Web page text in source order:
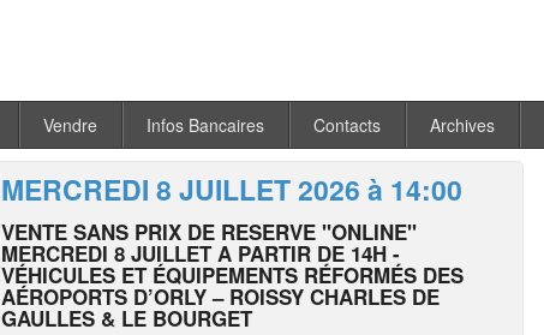
Vendre Infos Bancaires Contacts Archives
MERCREDI 8 JUILLET 2026 à 14:00
VENTE SANS PRIX DE RESERVE "ONLINE"
MERCREDI 8 JUILLET A PARTIR DE 14H -
VÉHICULES ET ÉQUIPEMENTS RÉFORMÉS DES
AÉROPORTS D’ORLY – ROISSY CHARLES DE
GAULLES & LE BOURGET